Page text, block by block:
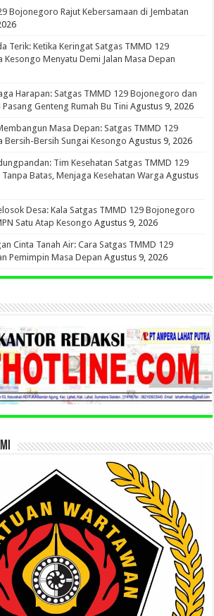
Bojonegoro Rajut Kebersamaan di Jembatan
Terik: Ketika Keringat Satgas TMMD 129
Menyatu Demi Jalan Masa Depan
Harapan: Satgas TMMD 129 Bojonegoro dan
Genteng Rumah Bu Tini Agustus 9, 2026
Masa Depan: Satgas TMMD 129
Bersih Sungai Kesongo Agustus 9, 2026
Tim Kesehatan Satgas TMMD 129
Batas, Menjaga Kesehatan Warga Agustus
Desa: Kala Satgas TMMD 129 Bojonegoro
Satu Atap Kesongo Agustus 9, 2026
Cinta Tanah Air: Cara Satgas TMMD 129
Pemimpin Masa Depan Agustus 9, 2026